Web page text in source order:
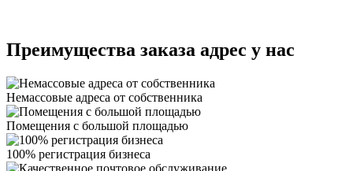
Преимущества заказа адрес у нас
Немассовые адреса от собственника
Помещения с большой площадью
100% регистрация бизнеса